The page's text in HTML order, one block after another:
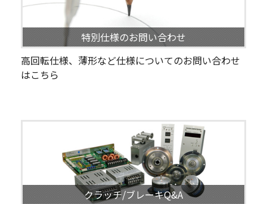
特別仕様のお問い合わせ
高回転仕様、薄形など仕様についてのお問い合わせ
はこちら
クラッチ/ブレーキQ&A